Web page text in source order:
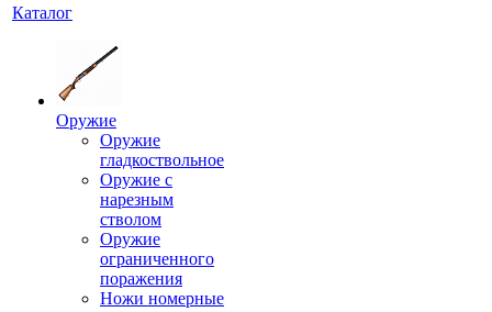
Каталог
Оружие
Оружие
гладкоствольное
Оружие с
нарезным
стволом
Оружие
ограниченного
поражения
Ножи номерные